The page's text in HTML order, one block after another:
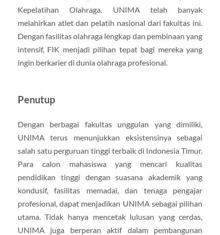
Kepelatihan Olahraga. UNIMA telah banyak
melahirkan atlet dan pelatih nasional dari fakultas ini.
Dengan fasilitas olahraga lengkap dan pembinaan yang
intensif, FIK menjadi pilihan tepat bagi mereka yang
ingin berkarier di dunia olahraga profesional.
Penutup
Dengan berbagai fakultas unggulan yang dimiliki,
UNIMA terus menunjukkan eksistensinya sebagai
salah satu perguruan tinggi terbaik di Indonesia Timur.
Para calon mahasiswa yang mencari kualitas
pendidikan tinggi dengan suasana akademik yang
kondusif, fasilitas memadai, dan tenaga pengajar
profesional, dapat menjadikan UNIMA sebagai pilihan
utama. Tidak hanya mencetak lulusan yang cerdas,
UNIMA juga berperan aktif dalam pembangunan